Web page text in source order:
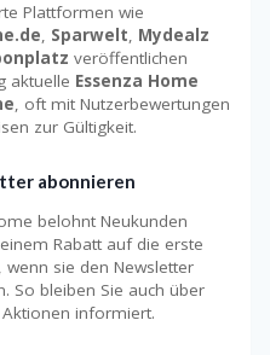
Plattformen wie
, Sparwelt, Mydealz
veröffentlichen
aktuelle Essenza Home
, oft mit Nutzerbewertungen
zur Gültigkeit.
abonnieren
belohnt Neukunden
Rabatt auf die erste
wenn sie den Newsletter
So bleiben Sie auch über
informiert.